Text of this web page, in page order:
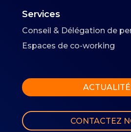
Services
Conseil & Délégation de
Espaces de co-working
CONTACTEZ